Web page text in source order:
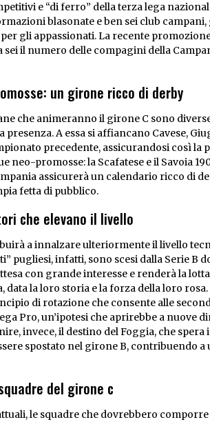
e “di ferro” della terza lega
blasonate e ben sei club
gli appassionati. La recente
il numero delle compagini della
un girone ricco di derby
che animeranno il girone C sono
presenza. A essa si affiancano Cavese,
precedente, assicurandosi così la
neo-promosse: la Scafatese e il Savoia
assicurerà un calendario ricco di
fetta di pubblico.
che elevano il livello
a innalzare ulteriormente il livello
pugliesi, infatti, sono scesi dalla Serie B
con grande interesse e renderà la
data la loro storia e la forza della loro
di rotazione che consente alle
Pro, un’ipotesi che aprirebbe a nuove
invece, il destino del Foggia, che
spostato nel girone B, contribuendo
del girone c
le squadre che dovrebbero